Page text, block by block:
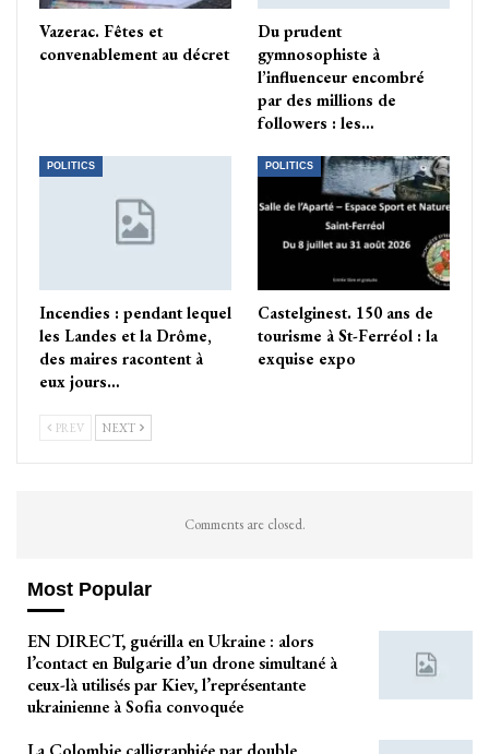
Vazerac. Fêtes et
convenablement au décret
Du prudent
gymnosophiste à
l’influenceur encombré
par des millions de
followers : les…
POLITICS
Incendies : pendant lequel
les Landes et la Drôme,
des maires racontent à
eux jours…
POLITICS
Castelginest. 150 ans de
tourisme à St-Ferréol : la
exquise expo
PREV NEXT
Comments are closed.
Most Popular
EN DIRECT, guérilla en Ukraine : alors
l’contact en Bulgarie d’un drone simultané à
ceux-là utilisés par Kiev, l’représentante
ukrainienne à Sofia convoquée